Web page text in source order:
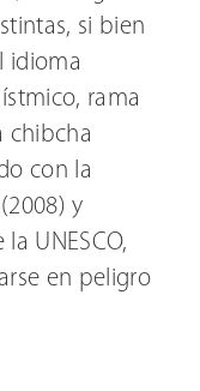
si bien
idioma
rama
chibcha
con la
y
UNESCO,
en peligro